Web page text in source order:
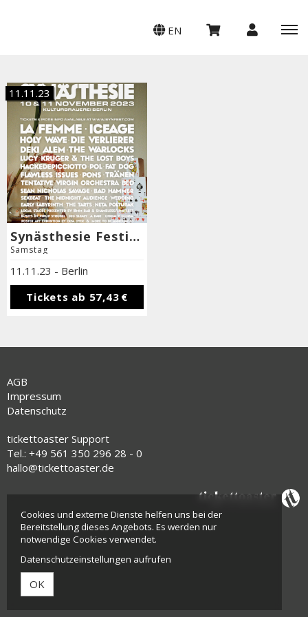
EN
11.11.23
Synästhesie Festival 8 - Tagesticket Samstag
Samstag
11.11.23 - Berlin
Tickets ab 57,43 €
AGB
Impressum
Datenschutz
tickettoaster Support
Tel.: +49 561 350 296 28 - 0
hallo@tickettoaster.de
Cookies und externe Dienste helfen uns bei der
Bereitstellung dieses Angebots. Es werden nur
notwendige Cookies verwendet.
Datenschutzeinstellungen aufrufen
OK